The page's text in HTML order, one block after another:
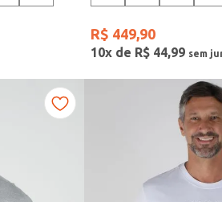
R$ 449,90
10x de R$ 44,99